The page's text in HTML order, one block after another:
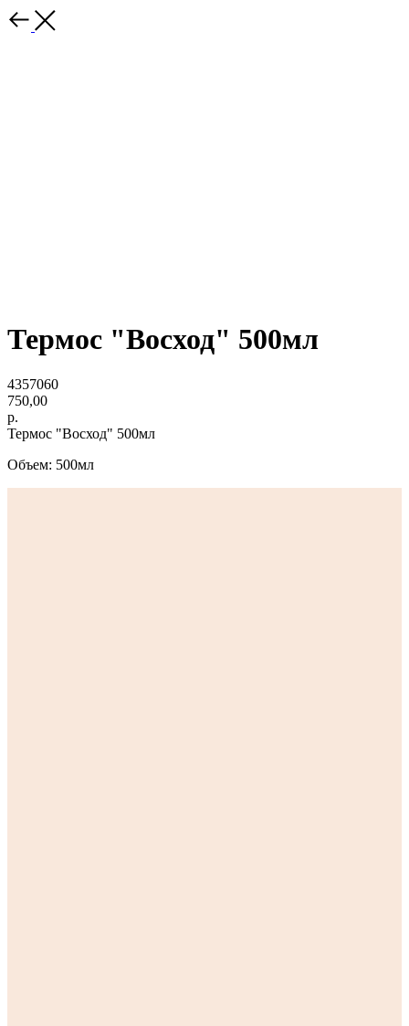
Термос "Восход" 500мл
4357060
750,00
р.
Термос "Восход" 500мл
Объем: 500мл